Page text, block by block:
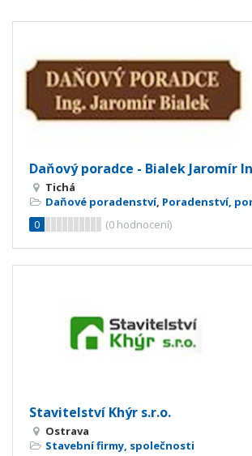
Daňový poradce - Bialek Jaromír
Tichá
Daňové poradenství, Poradenství,
0
(0 hodnocení)
Stavitelství Khýr s.r.o.
Ostrava
Stavební firmy, společnosti